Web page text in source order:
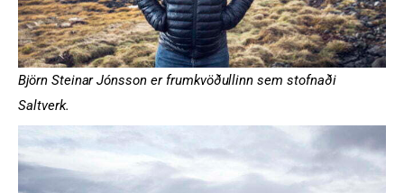
Björn Steinar Jónsson er frumkvöðullinn sem stofnaði
Saltverk.